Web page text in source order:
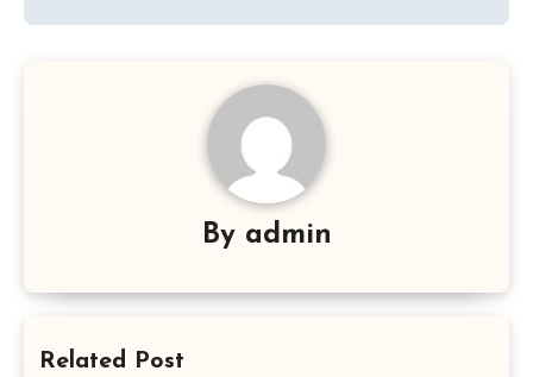
By admin
Related Post